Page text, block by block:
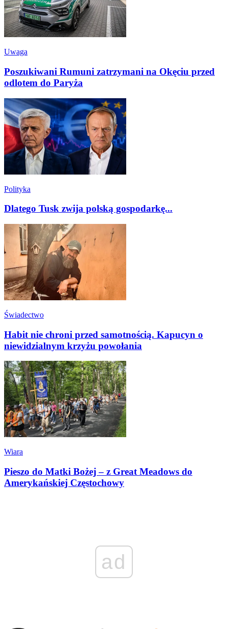
Uwaga
Poszukiwani Rumuni zatrzymani na Okęciu przed
odlotem do Paryża
Polityka
Dlatego Tusk zwija polską gospodarkę...
Świadectwo
Habit nie chroni przed samotnością. Kapucyn o
niewidzialnym krzyżu powołania
Wiara
Pieszo do Matki Bożej – z Great Meadows do
Amerykańskiej Częstochowy
ad